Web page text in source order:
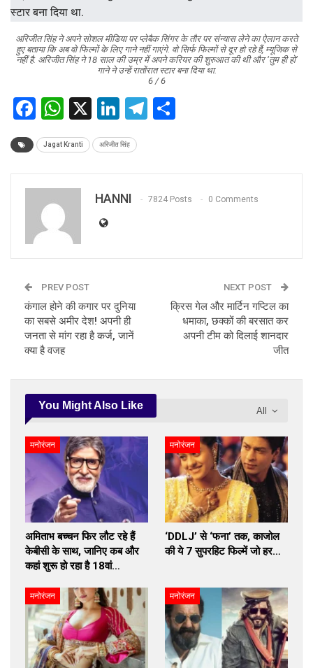
अरिजीत सिंह ने अपने सोशल मीडिया पर प्लेबैक सिंगर के तौर पर संन्यास लेने का ऐलान करते
हुए बताया कि अब वो फिल्मों के लिए गाने नहीं गाएंगे. वो सिर्फ फिल्मों से दूर हो रहे हैं, म्यूजिक से
नहीं है. अरिजीत सिंह ने 18 साल की उम्र में अपने करियर की शुरुआत की थी और ‘तुम ही हो’
गाने ने उन्हें रातोंरात स्टार बना दिया था.
6 / 6
Facebook
WhatsApp
X LinkedIn
Telegram
Jagat Kranti अरिजीत सिंह
HANNI 7824 Posts 0 Comments
PREV POST
कंगाल होने की कगार पर दुनिया
का सबसे अमीर देश! अपनी ही
जनता से मांग रहा है कर्ज, जानें
क्या है वजह
NEXT POST
क्रिस गेल और मार्टिन गप्टिल का
धमाका, छक्कों की बरसात कर
अपनी टीम को दिलाई शानदार
जीत
All
You Might Also Like
मनोरंजन
अमिताभ बच्चन फिर लौट रहे हैं
केबीसी के साथ, जानिए कब और
कहां शुरू हो रहा है 18वां…
मनोरंजन
‘DDLJ’ से ‘फना’ तक, काजोल
की ये 7 सुपरहिट फिल्में जो हर…
मनोरंजन मनोरंजन